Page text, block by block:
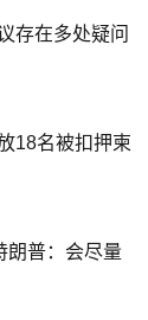
存在多处疑问
18名被扣押柬
朗普：会尽量